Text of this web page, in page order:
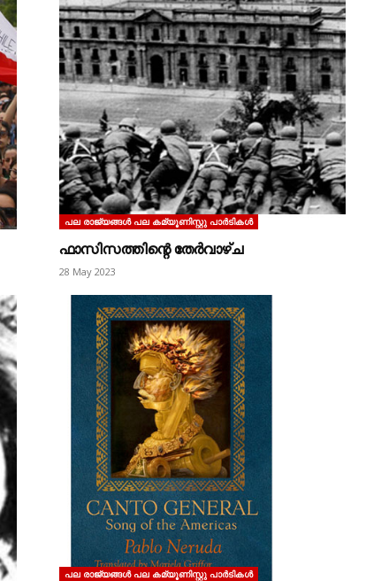
പല രാജ്യങ്ങള്‍ പല കമ്യൂണിസ്റ്റു പാര്‍ടികള്‍
ഫാസിസത്തിന്റെ തേർവാഴ്ച
28 May 2023
പല രാജ്യങ്ങള്‍ പല കമ്യൂണിസ്റ്റു പാര്‍ടികള്‍